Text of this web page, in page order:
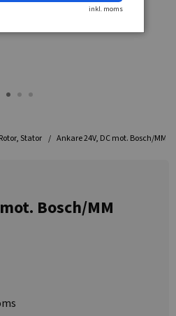
Stator Ankare 24V, DC mot. Bosch/MM
Bosch/MM
inkl. moms